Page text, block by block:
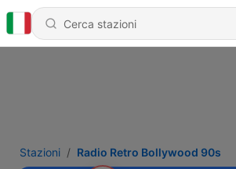
Stazioni Radio Retro Bollywood 90s